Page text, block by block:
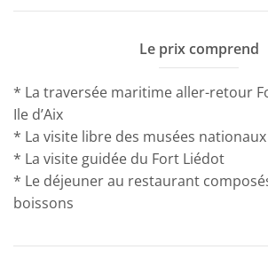
Le prix comprend
* La traversée maritime aller-retour
Ile d’Aix
* La visite libre des musées nationaux
* La visite guidée du Fort Liédot
* Le déjeuner au restaurant
boissons